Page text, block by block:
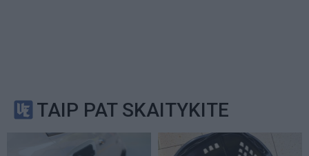
TAIP PAT SKAITYKITE